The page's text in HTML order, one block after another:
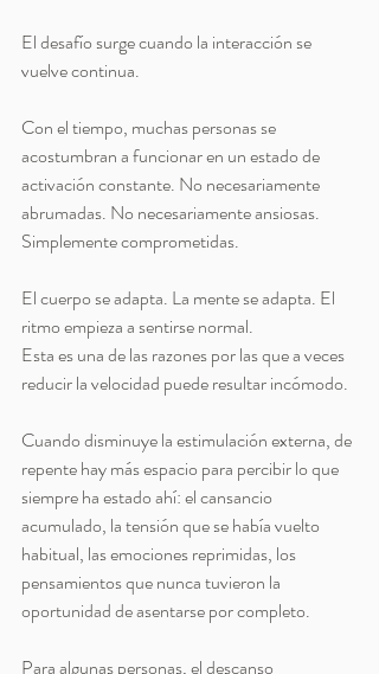
El desafío surge cuando la interacción se
vuelve continua.
Con el tiempo, muchas personas se
acostumbran a funcionar en un estado de
activación constante. No necesariamente
abrumadas. No necesariamente ansiosas.
Simplemente comprometidas.
El cuerpo se adapta. La mente se adapta. El
ritmo empieza a sentirse normal.
Esta es una de las razones por las que a veces
reducir la velocidad puede resultar incómodo.
Cuando disminuye la estimulación externa, de
repente hay más espacio para percibir lo que
siempre ha estado ahí: el cansancio
acumulado, la tensión que se había vuelto
habitual, las emociones reprimidas, los
pensamientos que nunca tuvieron la
oportunidad de asentarse por completo.
Para algunas personas, el descanso